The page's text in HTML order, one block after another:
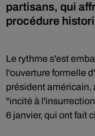
partisans, qui
procédure
Le rythme s'est
l'ouverture formelle
président américain,
"incité à
6 janvier, qui ont fait